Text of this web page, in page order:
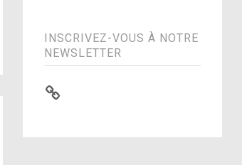
INSCRIVEZ-VOUS À NOTRE
NEWSLETTER